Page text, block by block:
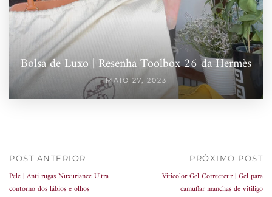
Bolsa de Luxo | Resenha Toolbox 26 da Hermès
MAIO 27, 2023
POST ANTERIOR
Pele | Anti rugas Nuxuriance Ultra
contorno dos lábios e olhos
PRÓXIMO POST
Viticolor Gel Correcteur | Gel para
camuflar manchas de vitiligo